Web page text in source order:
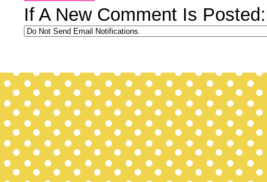
If A New Comment Is Posted: